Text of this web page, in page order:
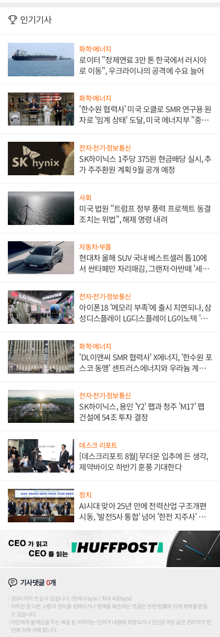
인기기사
화학·에너지
로이터 "정제연료 3만 톤 한국에서 러시아
로 이동", 우크라이나의 공격에 수요 늘어
화학·에너지
'한수원 협력사' 미국 오클로 SMR 연구용 원
자로 '임계 상태' 도달, 미국 에너지부 "중요
전자·전기·정보통신
SK하이닉스 1주당 375원 현금배당 실시, 추
가 주주환원 계획 9월 공개 예정
사회
미국 법원 "트럼프 정부 풍력 프로젝트 동결
조치는 위법", 해제 명령 내려
자동차·부품
현대차 올해 SUV 국내 베스트셀러 톱10에
서 싼타페만 자리매김, 그랜저·아반떼 '세단
전자·전기·정보통신
아이폰18 '메모리 부족'에 출시 지연되나, 삼
성디스플레이 LG디스플레이 LG이노텍 '탈
화학·에너지
'DL이앤씨 SMR 협력사' X에너지, '한수원 포
스코 동맹' 센트러스에너지와 우라늄 계약
전자·전기·정보통신
SK하이닉스, 용인 'Y2' 팹과 청주 'M17' 팹
건설에 54조 투자 결정
데스크 리포트
[데스크리포트 8월] 무더운 입추에 든 생각,
제약바이오 하반기 훈풍 기대한다
정치
AI시대 맞아 25년 만에 전력산업 구조개편
시동, '발전5사 통합' 넘어 '한전 지주사' 재편
기사댓글0개
200자까지 쓰실 수 있습니다. (현재 0 byte / 최대 400byte)
저작권 등 다른 사람의 권리를 침해하거나 명예를 훼손하는 댓글은 관련 법률에 의해 제재를 받을
수 있습니다.
타인에게 불쾌감을 주는 욕설 등 비하하는 단어가 내용에 포함되거나 인신공격성 글은 관리자의 판
단에 의해 삭제 합니다.